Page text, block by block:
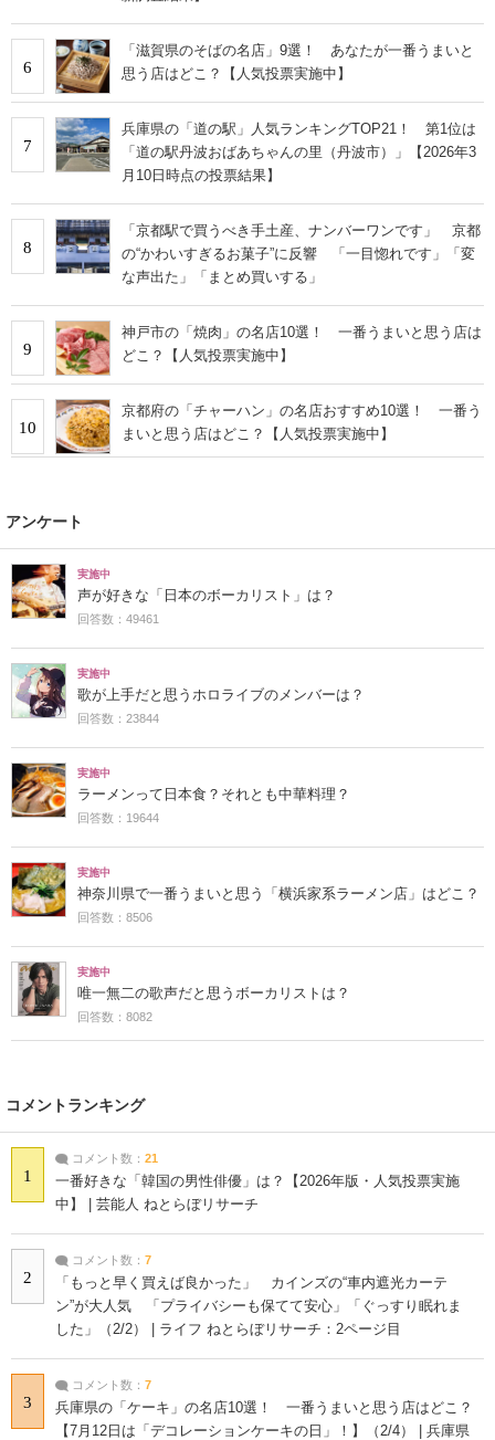
6
「滋賀県のそばの名店」9選！ あなたが一番うまいと
思う店はどこ？【人気投票実施中】
7
兵庫県の「道の駅」人気ランキングTOP21！ 第1位は
「道の駅丹波おばあちゃんの里（丹波市）」【2026年3
月10日時点の投票結果】
8
「京都駅で買うべき手土産、ナンバーワンです」 京都
の“かわいすぎるお菓子”に反響 「一目惚れです」「変
な声出た」「まとめ買いする」
9
神戸市の「焼肉」の名店10選！ 一番うまいと思う店は
どこ？【人気投票実施中】
10
京都府の「チャーハン」の名店おすすめ10選！ 一番う
まいと思う店はどこ？【人気投票実施中】
アンケート
実施中
声が好きな「日本のボーカリスト」は？
回答数：49461
実施中
歌が上手だと思うホロライブのメンバーは？
回答数：23844
実施中
ラーメンって日本食？それとも中華料理？
回答数：19644
実施中
神奈川県で一番うまいと思う「横浜家系ラーメン店」はどこ？
回答数：8506
実施中
唯一無二の歌声だと思うボーカリストは？
回答数：8082
コメントランキング
1
コメント数： 21
一番好きな「韓国の男性俳優」は？【2026年版・人気投票実施
中】 | 芸能人 ねとらぼリサーチ
2
コメント数： 7
「もっと早く買えば良かった」 カインズの“車内遮光カーテ
ン”が大人気 「プライバシーも保てて安心」「ぐっすり眠れま
した」（2/2） | ライフ ねとらぼリサーチ：2ページ目
3
コメント数： 7
兵庫県の「ケーキ」の名店10選！ 一番うまいと思う店はどこ？
【7月12日は「デコレーションケーキの日」！】（2/4） | 兵庫県